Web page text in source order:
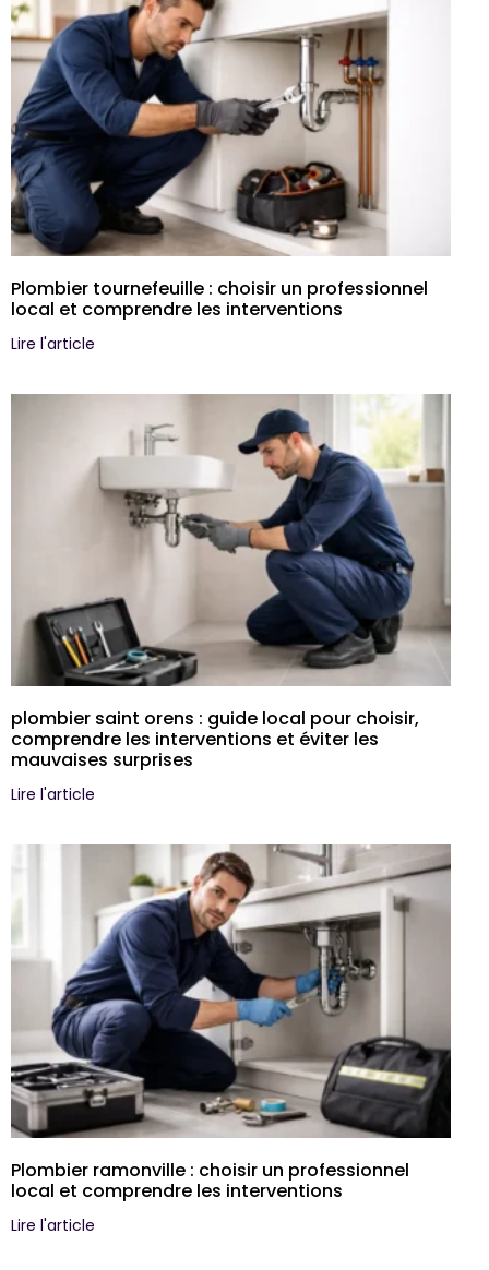
Plombier tournefeuille : choisir un professionnel
local et comprendre les interventions
Lire l'article
plombier saint orens : guide local pour choisir,
comprendre les interventions et éviter les
mauvaises surprises
Lire l'article
Plombier ramonville : choisir un professionnel
local et comprendre les interventions
Lire l'article